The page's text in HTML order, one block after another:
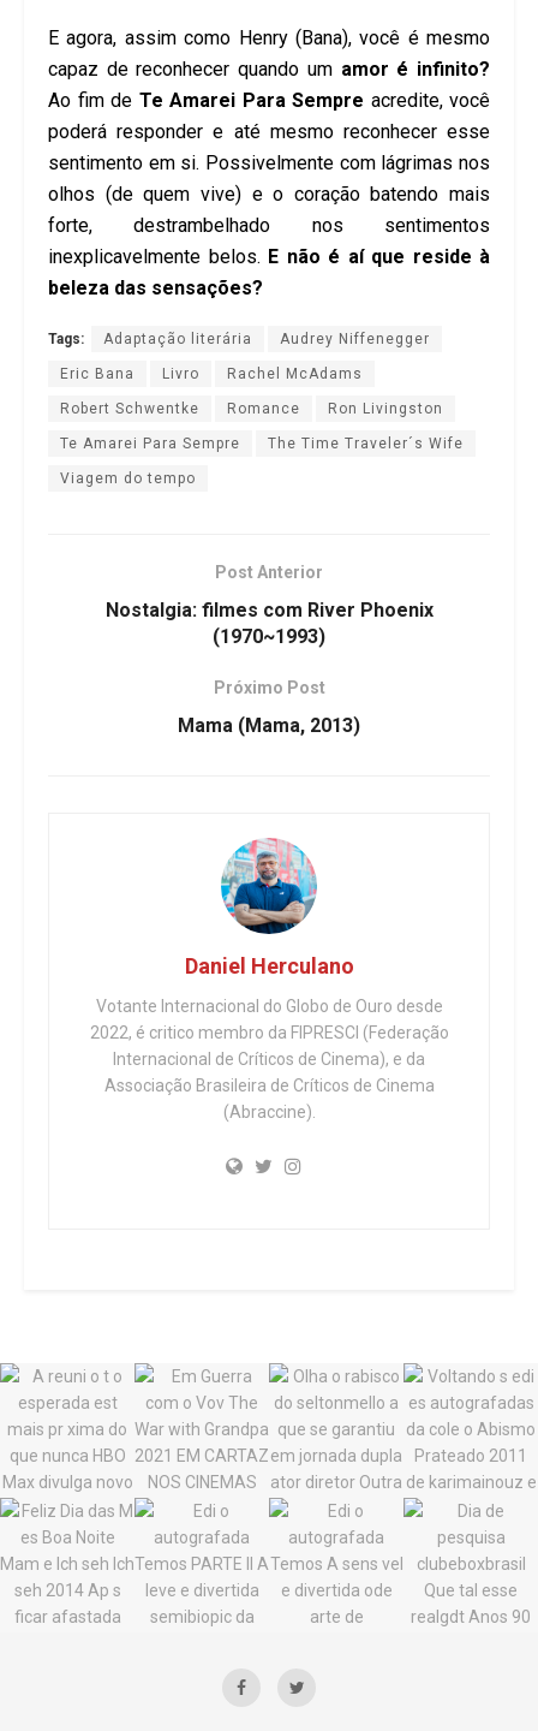
E agora, assim como Henry (Bana), você é mesmo
capaz de reconhecer quando um amor é infinito?
Ao fim de Te Amarei Para Sempre acredite, você
poderá responder e até mesmo reconhecer esse
sentimento em si. Possivelmente com lágrimas nos
olhos (de quem vive) e o coração batendo mais
forte, destrambelhado nos sentimentos
inexplicavelmente belos. E não é aí que reside à
beleza das sensações?
Tags: Adaptação literária Audrey Niffenegger
Eric Bana Livro Rachel McAdams
Robert Schwentke Romance Ron Livingston
Te Amarei Para Sempre The Time Traveler´s Wife
Viagem do tempo
Post Anterior
Nostalgia: filmes com River Phoenix
(1970~1993)
Próximo Post
Mama (Mama, 2013)
Daniel Herculano
Votante Internacional do Globo de Ouro desde
2022, é critico membro da FIPRESCI (Federação
Internacional de Críticos de Cinema), e da
Associação Brasileira de Críticos de Cinema
(Abraccine).